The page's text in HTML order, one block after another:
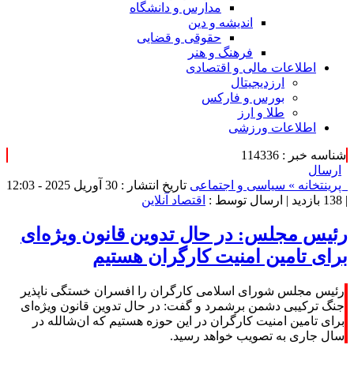
مدارس و دانشگاه
اندیشه و دین
حقوقی و قضایی
فرهنگ و هنر
اطلاعات مالی و اقتصادی
ارزدیجیتال
بورس و فارکس
طلا و ارز
اطلاعات ورزشی
شناسه خبر : 114336
ارسال
پرینتخانه » سیاسی و اجتماعی
تاریخ انتشار : 30 آوریل 2025 - 12:03
| 138 بازدید | ارسال توسط : اقتصاد آنلاین
رئیس مجلس: در حال تدوین قانون ویژه‌ای
برای تامین امنیت کارگران هستیم
رئیس مجلس شورای اسلامی کارگران را افسران خستگی ناپذیر
جنگ ترکیبی دشمن برشمرد و گفت: در حال تدوین قانون ویژه‌ای
برای تامین امنیت کارگران در این حوزه هستیم که ان‌شالله در
سال جاری به تصویب خواهد رسید.